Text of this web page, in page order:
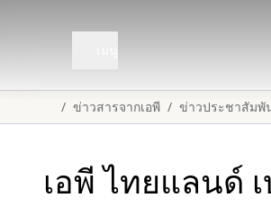
/ ข่าวสารจากเอพี / ข่าวประชาสัมพั
เอพี ไทยแลนด์